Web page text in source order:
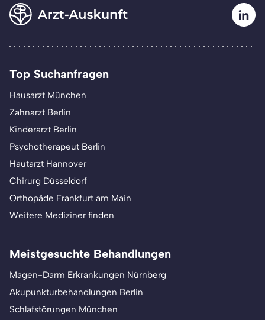
Top Suchanfragen
Hausarzt München
Zahnarzt Berlin
Kinderarzt Berlin
Psychotherapeut Berlin
Hautarzt Hannover
Chirurg Düsseldorf
Orthopäde Frankfurt am Main
Weitere Mediziner finden
Meistgesuchte Behandlungen
Magen-Darm Erkrankungen Nürnberg
Akupunkturbehandlungen Berlin
Schlafstörungen München